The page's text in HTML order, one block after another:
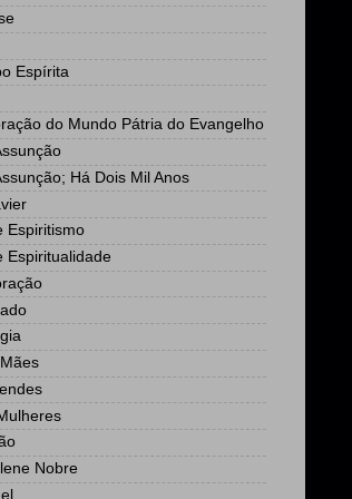
Espírita
do Mundo Pátria do Evangelho
Há Dois Mil Anos
Espiritismo
Espiritualidade
Nobre